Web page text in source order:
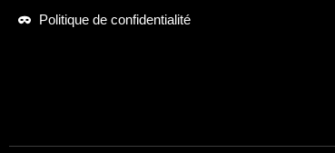
Politique de confidentialité